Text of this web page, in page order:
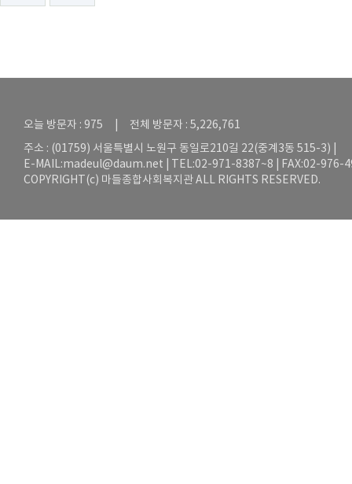
오늘 방문자 : 975 | 전체 방문자 : 5,226,761
주소 : (01759) 서울특별시 노원구 동일로210길 22(중계3동 515-3) |
E-MAIL:madeul@daum.net | TEL:02-971-8387~8 | FAX:02-976-
COPYRIGHT(c) 마들종합사회복지관 ALL RIGHTS RESERVED.